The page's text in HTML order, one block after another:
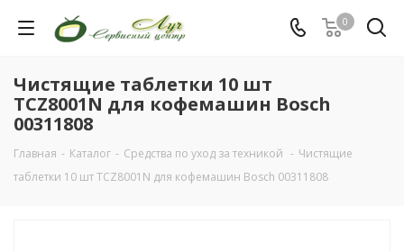
0
Чистящие таблетки 10 шт
TCZ8001N для кофемашин Bosch
00311808
Главная - Каталог - Средства по уход за техникой - Чистящие
таблетки 10 шт TCZ8001N для кофемашин Bosch 00311808